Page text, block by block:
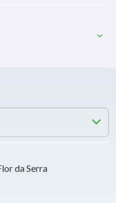
da Serra